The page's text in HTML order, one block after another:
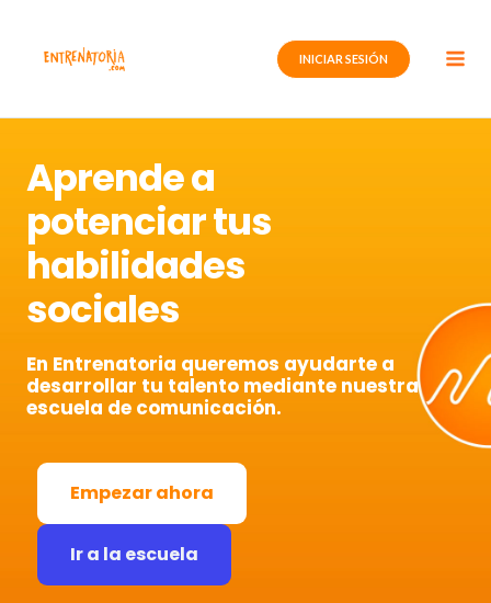
contenido
INICIAR SESIÓN
Aprende a
potenciar tus
habilidades
sociales
En Entrenatoria queremos ayudarte a
desarrollar tu talento mediante nuestra
escuela de comunicación.
Empezar ahora
Ir a la escuela